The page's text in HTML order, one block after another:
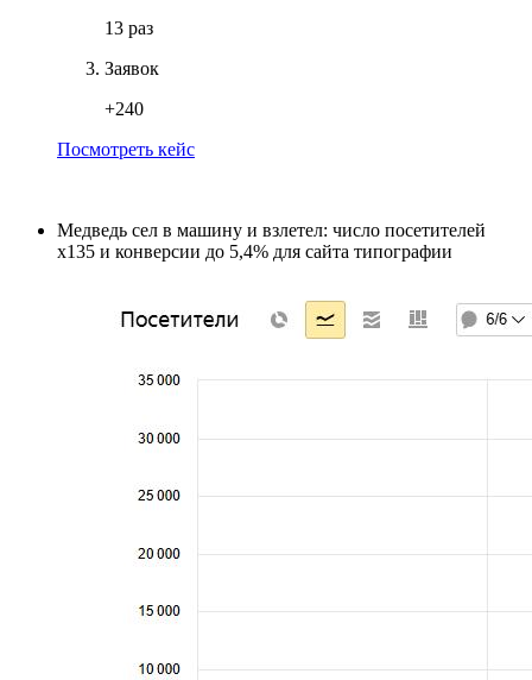
13 раз
Заявок
+240
Посмотреть кейс
Медведь сел в машину и взлетел: число посетителей
х135 и конверсии до 5,4% для сайта типографии